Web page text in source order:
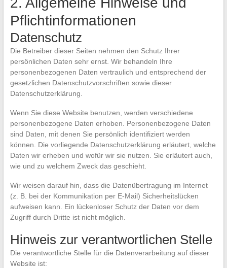
Pflichtinformationen
Datenschutz
Die Betreiber dieser Seiten nehmen den Schutz Ihrer
persönlichen Daten sehr ernst. Wir behandeln Ihre
personenbezogenen Daten vertraulich und entsprechend der
gesetzlichen Datenschutzvorschriften sowie dieser
Datenschutzerklärung.
Wenn Sie diese Website benutzen, werden verschiedene
personenbezogene Daten erhoben. Personenbezogene Daten
sind Daten, mit denen Sie persönlich identifiziert werden
können. Die vorliegende Datenschutzerklärung erläutert, welche
Daten wir erheben und wofür wir sie nutzen. Sie erläutert auch,
wie und zu welchem Zweck das geschieht.
Wir weisen darauf hin, dass die Datenübertragung im Internet
(z. B. bei der Kommunikation per E-Mail) Sicherheitslücken
aufweisen kann. Ein lückenloser Schutz der Daten vor dem
Zugriff durch Dritte ist nicht möglich.
Hinweis zur verantwortlichen Stelle
Die verantwortliche Stelle für die Datenverarbeitung auf dieser
Website ist: